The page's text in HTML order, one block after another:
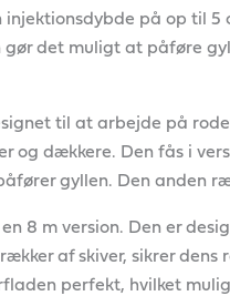
injektionsdybde på op til
gør det muligt at påføre
til at arbejde på
og dækkere. Den fås i
gyllen. Den anden
8 m version. Den er
af skiver, sikrer dens
perfekt, hvilket